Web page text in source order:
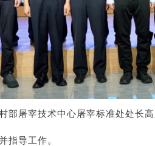
部屠宰技术中心屠宰标准处处长
指导工作。